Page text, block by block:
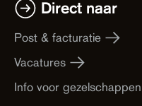
Direct naar
Post & facturatie
Vacatures
Info voor gezelschappen